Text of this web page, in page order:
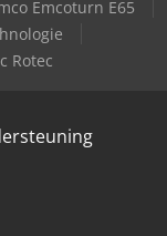
Emcoturn E65
Rotec